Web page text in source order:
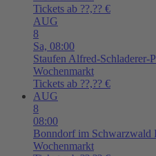
Tickets ab ??,?? €
AUG
8
Sa, 08:00
Staufen Alfred-Schladerer-
Wochenmarkt
Tickets ab ??,?? €
AUG
8
08:00
Bonndorf im Schwarzwald
Wochenmarkt